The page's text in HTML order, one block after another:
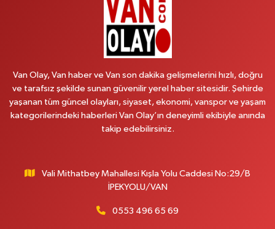
Yol Tarifi Al
CUMHURİYET MAH.KONAK SK.NO:6
0 (530) 442 24 65 Yol Tarifi Al
Yiğit Eczanesi
Van Olay, Van haber ve Van son dakika gelişmelerini hızlı, doğru
ve tarafsız şekilde sunan güvenilir yerel haber sitesidir. Şehirde
yaşanan tüm güncel olayları, siyaset, ekonomi, vanspor ve yaşam
kategorilerindeki haberleri Van Olay’ın deneyimli ekibiyle anında
takip edebilirsiniz.
Vali Mithatbey Mahallesi Kışla Yolu Caddesi No:29/B
İPEKYOLU/VAN
0553 496 65 69